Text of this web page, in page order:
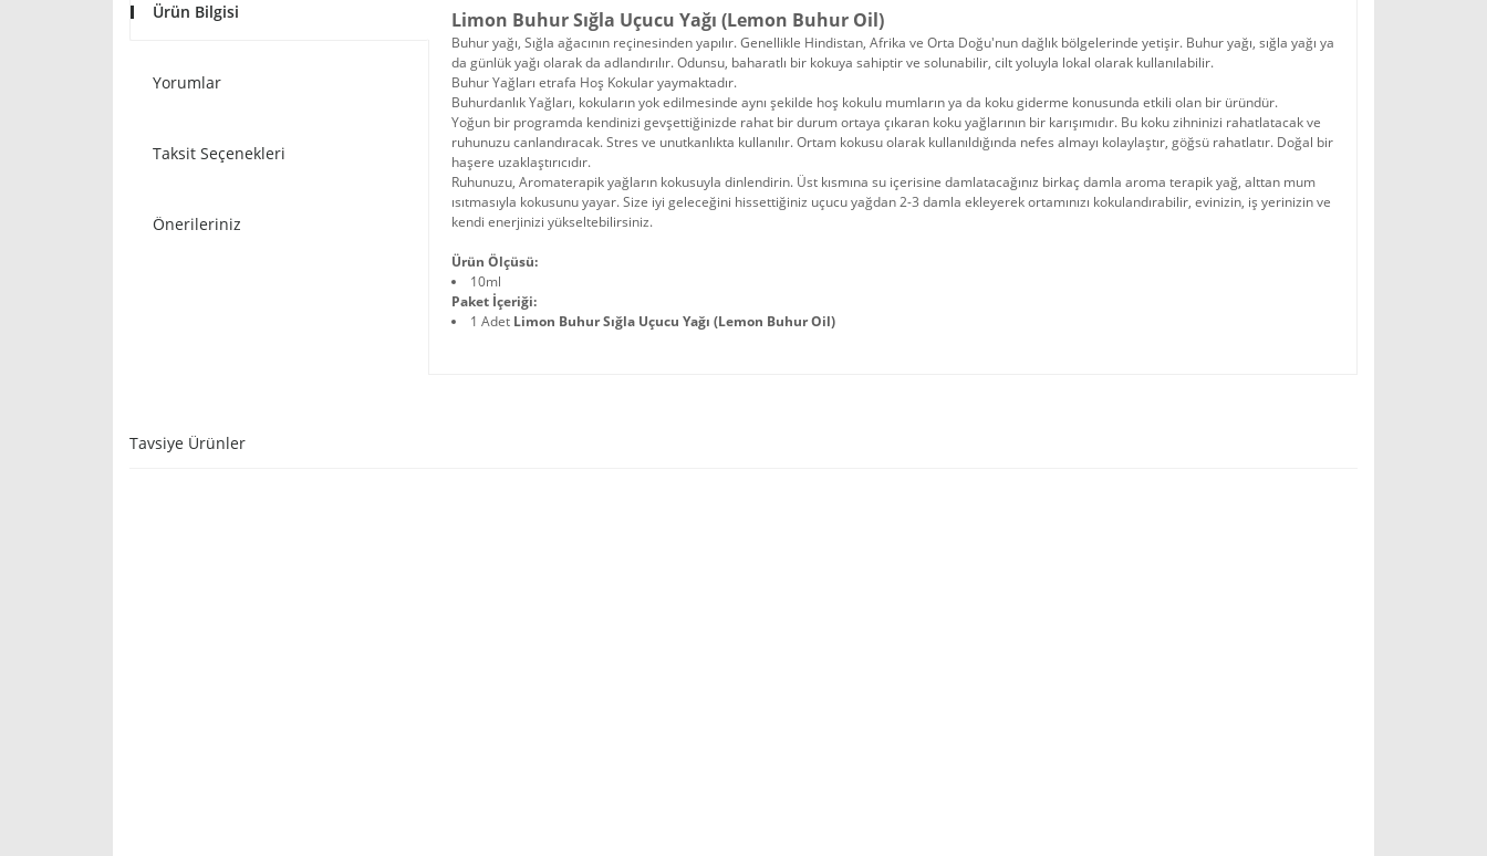
Ürün Bilgisi
Yorumlar
Taksit Seçenekleri
Önerileriniz
Limon Buhur Sığla Uçucu Yağı (Lemon Buhur Oil)
Buhur yağı, Sığla ağacının reçinesinden yapılır. Genellikle Hindistan, Afrika ve Orta Doğu'nun dağlık bölgelerinde yetişir. Buhur yağı, sığla yağı ya
da günlük yağı olarak da adlandırılır. Odunsu, baharatlı bir kokuya sahiptir ve solunabilir, cilt yoluyla lokal olarak kullanılabilir.
Buhur Yağları etrafa Hoş Kokular yaymaktadır.
Buhurdanlık Yağları, kokuların yok edilmesinde aynı şekilde hoş kokulu mumların ya da koku giderme konusunda etkili olan bir üründür.
Yoğun bir programda kendinizi gevşettiğinizde rahat bir durum ortaya çıkaran koku yağlarının bir karışımıdır. Bu koku zihninizi rahatlatacak ve
ruhunuzu canlandıracak. Stres ve unutkanlıkta kullanılır. Ortam kokusu olarak kullanıldığında nefes almayı kolaylaştır, göğsü rahatlatır. Doğal bir
haşere uzaklaştırıcıdır.
Ruhunuzu, Aromaterapik yağların kokusuyla dinlendirin. Üst kısmına su içerisine damlatacağınız birkaç damla aroma terapik yağ, alttan mum
ısıtmasıyla kokusunu yayar. Size iyi geleceğini hissettiğiniz uçucu yağdan 2-3 damla ekleyerek ortamınızı kokulandırabilir, evinizin, iş yerinizin ve
kendi enerjinizi yükseltebilirsiniz.
Ürün Ölçüsü:
10ml
Paket İçeriği:
1 Adet Limon Buhur Sığla Uçucu Yağı (Lemon Buhur Oil)
Tavsiye Ürünler